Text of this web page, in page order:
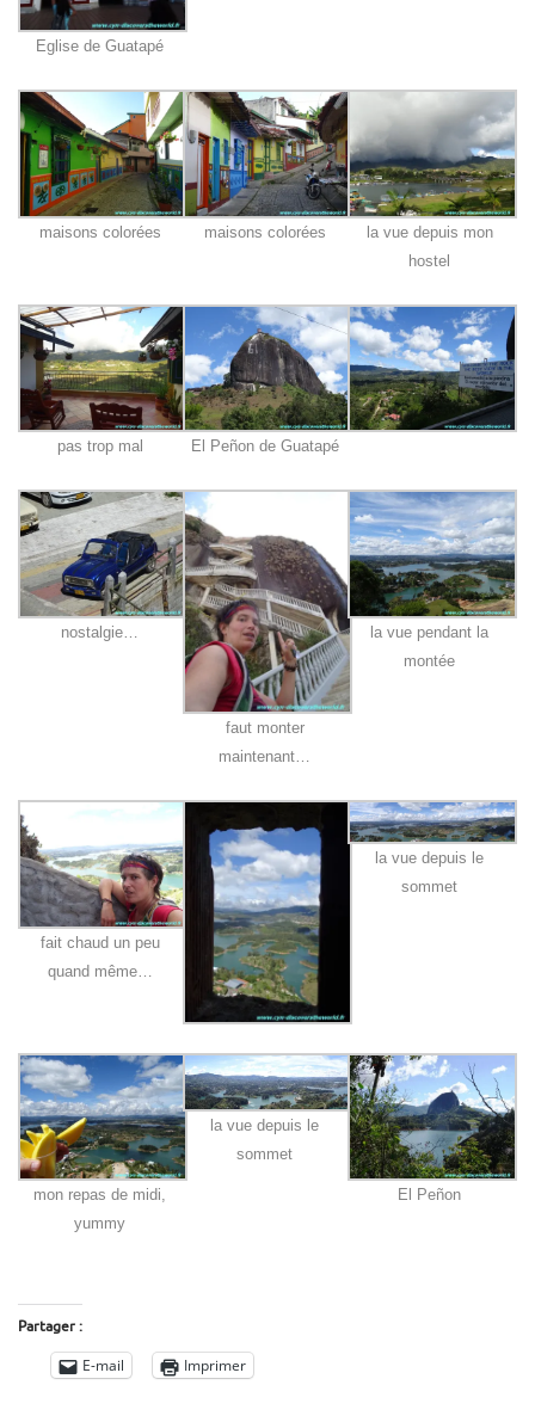
Eglise de Guatapé
maisons colorées maisons colorées
la vue depuis mon
hostel
pas trop mal El Peñon de Guatapé
nostalgie…
faut monter
maintenant…
la vue pendant la
montée
fait chaud un peu
quand même…
la vue depuis le
sommet
mon repas de midi,
yummy
la vue depuis le
sommet
El Peñon
Partager :
E-mail Imprimer